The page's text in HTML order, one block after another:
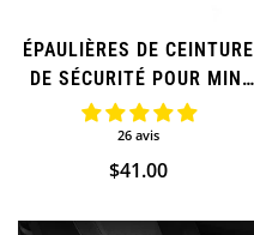
ÉPAULIÈRES DE CEINTURE
DE SÉCURITÉ POUR MINI
COOPER
26 avis
Prix
$41.00